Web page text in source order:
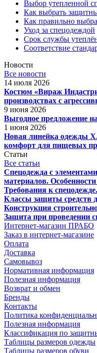
Выбор утепленной
Как выбрать
Как правильно
Уход за спецодеждой
Срок службы
Соответствие
Новости
Все новости
14 июля 2026
Костюм «Вираж
производствах с
9 июня 2026
Выгодное предложение
1 июня 2026
Новая линейка одежды
комфорт для пищевых
Статьи
Все статьи
Спецодежда с
материалов.
Требования к
Классы защиты средств
Конструкция
Защита при проведении
Интернет-магазин ПРАБО
Заказ в интернет-магазине
Оплата
Доставка
Самовывоз
Нормативная информация
Полезная информация
Возврат и обмен
Бренды
Контакты
Политика
Полезная информация
Классификация по
Таблицы размеров одежды
Таблицы размеров обуви